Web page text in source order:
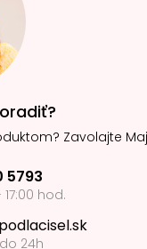
Zavolajte
5793
hod.
24h